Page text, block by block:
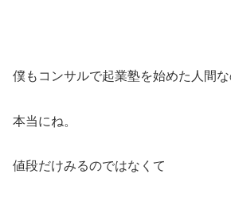
僕もコンサルで起業塾を始めた人間
本当にね。
値段だけみるのではなくて